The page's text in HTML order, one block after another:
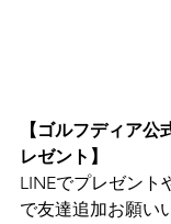
【ゴルフディア公
レゼント】
LINEでプレゼント
で友達追加お願い